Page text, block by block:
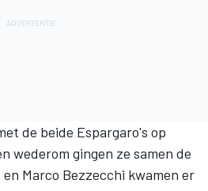
de beide Espargaro's op
wederom gingen ze samen de
en Marco Bezzecchi kwamen er